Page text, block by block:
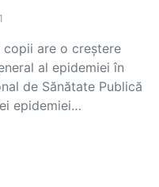
copii are o creștere
al epidemiei în
de Sănătate Publică
epidemiei…